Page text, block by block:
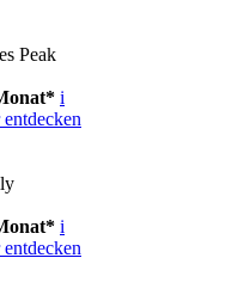
Peak
i
entdecken
i
entdecken